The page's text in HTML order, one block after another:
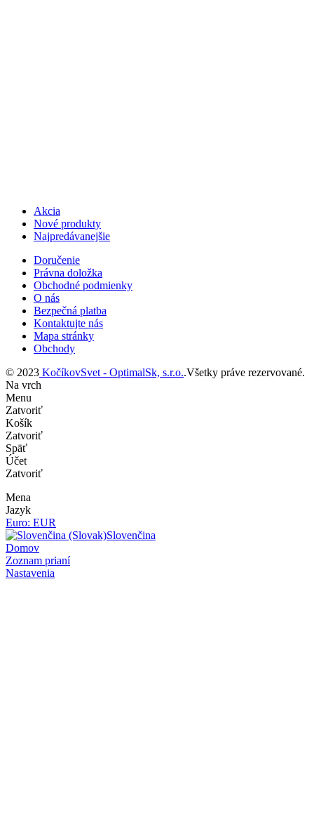
Akcia
Nové produkty
Najpredávanejšie
Doručenie
Právna doložka
Obchodné podmienky
O nás
Bezpečná platba
Kontaktujte nás
Mapa stránky
Obchody
© 2023 KočíkovSvet - OptimalSk, s.r.o..Všetky práve rezervované.
Na vrch
Menu
Zatvoriť
Košík
Zatvoriť
Späť
Účet
Zatvoriť
Mena
Jazyk
Euro: EUR
Slovenčina
Domov
Zoznam prianí
Nastavenia